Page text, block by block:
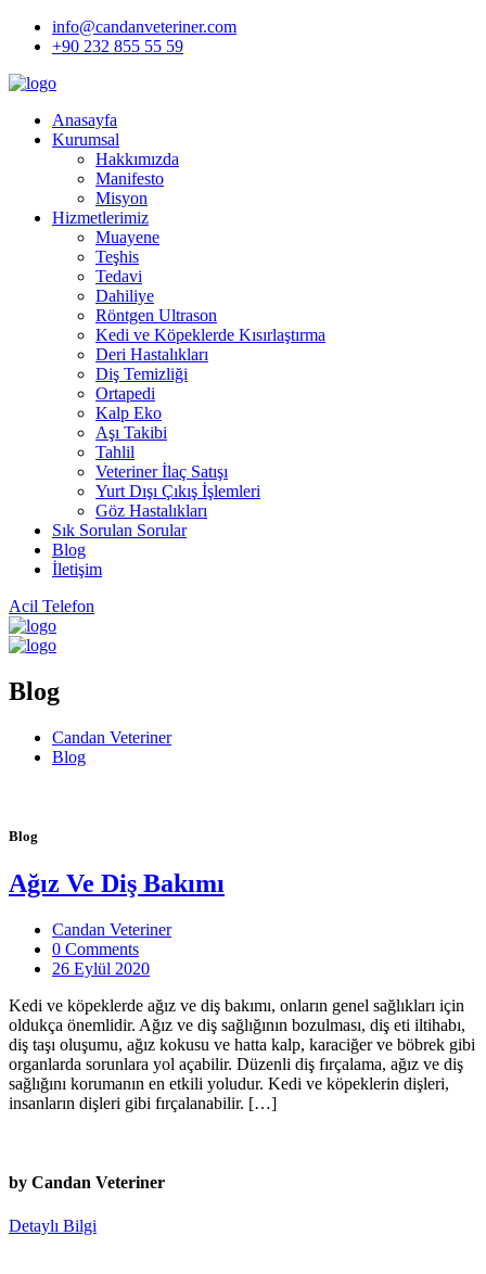
info@candanveteriner.com
+90 232 855 55 59
Anasayfa
Kurumsal
Hakkımızda
Manifesto
Misyon
Hizmetlerimiz
Muayene
Teşhis
Tedavi
Dahiliye
Röntgen Ultrason
Kedi ve Köpeklerde Kısırlaştırma
Deri Hastalıkları
Diş Temizliği
Ortapedi
Kalp Eko
Aşı Takibi
Tahlil
Veteriner İlaç Satışı
Yurt Dışı Çıkış İşlemleri
Göz Hastalıkları
Sık Sorulan Sorular
Blog
İletişim
Acil Telefon
Blog
Candan Veteriner
Blog
Blog
Ağız Ve Diş Bakımı
Candan Veteriner
0 Comments
26 Eylül 2020
Kedi ve köpeklerde ağız ve diş bakımı, onların genel sağlıkları için
oldukça önemlidir. Ağız ve diş sağlığının bozulması, diş eti iltihabı,
diş taşı oluşumu, ağız kokusu ve hatta kalp, karaciğer ve böbrek gibi
organlarda sorunlara yol açabilir. Düzenli diş fırçalama, ağız ve diş
sağlığını korumanın en etkili yoludur. Kedi ve köpeklerin dişleri,
insanların dişleri gibi fırçalanabilir. […]
by Candan Veteriner
Detaylı Bilgi